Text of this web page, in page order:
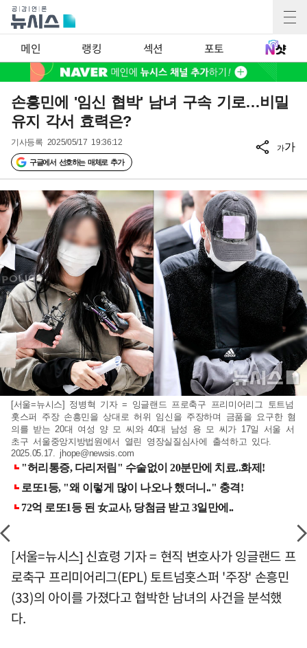
메인 랭킹 섹션 포토
손흥민에 '임신 협박' 남녀 구속 기로…비밀
유지 각서 효력은?
기사등록 2025/05/17 19:36:12
구글에서 선호하는 매체로 추가
가가
[서울=뉴시스] 정병혁 기자 = 잉글랜드 프로축구 프리미어리그 토트넘
홋스퍼 주장 손흥민을 상대로 허위 임신을 주장하며 금품을 요구한 혐
의를 받는 20대 여성 양 모 씨와 40대 남성 용 모 씨가 17일 서울 서
초구 서울중앙지방법원에서 열린 영장실질심사에 출석하고 있다.
2025.05.17. jhope@newsis.com
[서울=뉴시스] 신효령 기자 = 현직 변호사가 잉글랜드 프
로축구 프리미어리그(EPL) 토트넘홋스퍼 '주장' 손흥민
(33)의 아이를 가졌다고 협박한 남녀의 사건을 분석했
다.